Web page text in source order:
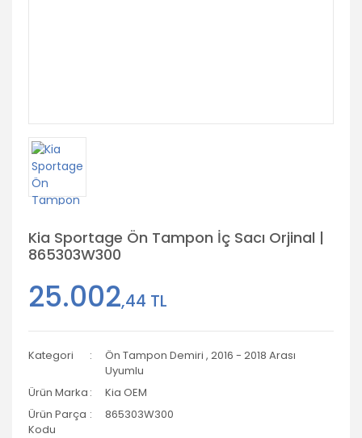
Kia Sportage Ön Tampon İç Sacı Orjinal |
865303W300
25.002,44 TL
Kategori Ön Tampon Demiri , 2016 - 2018 Arası
Uyumlu
Ürün Marka
Kia OEM
Ürün Parça
Kodu
865303W300